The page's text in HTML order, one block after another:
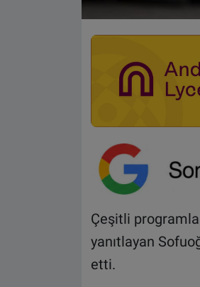
Çeşitli
yanıtlayan
etti.